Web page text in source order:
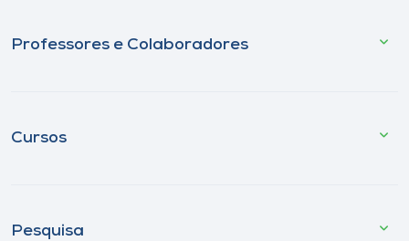
Professores e Colaboradores
Cursos
Pesquisa